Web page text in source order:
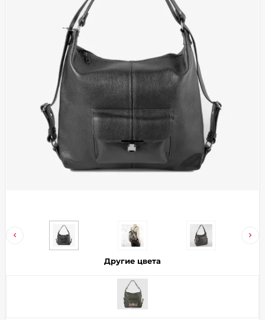
Другие цвета
График платежей
Добавляйте товары
в корзину
Оплачивайте сегодня только
Получайте товар
выбранный способом
75% будут
с вашей карты
каждые 2 недели